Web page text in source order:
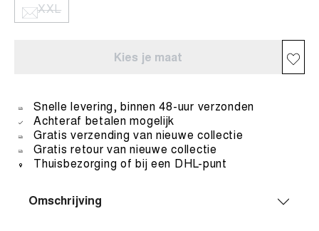
XXL
Kies je maat
Snelle levering, binnen 48-uur verzonden
Achteraf betalen mogelijk
Gratis verzending van nieuwe collectie
Gratis retour van nieuwe collectie
Thuisbezorging of bij een DHL-punt
Omschrijving